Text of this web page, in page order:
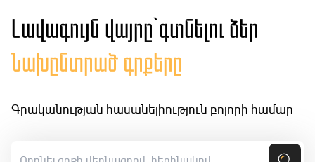
Լավագույն վայրը՝ գտնելու ձեր
Նախընտրած գրքերը
Գրականության հասանելիություն բոլորի համար